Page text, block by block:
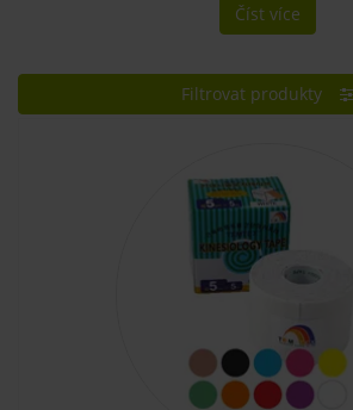
Číst více
Filtrovat produkty